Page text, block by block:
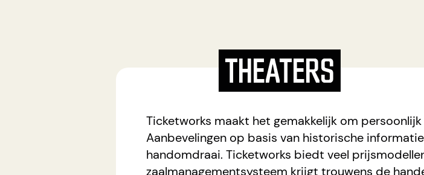
THEATERS
Ticketworks maakt het gemakkelijk om
Aanbevelingen op basis van historische
handomdraai. Ticketworks biedt veel
zaalmanagementsysteem krijgt trouwens de